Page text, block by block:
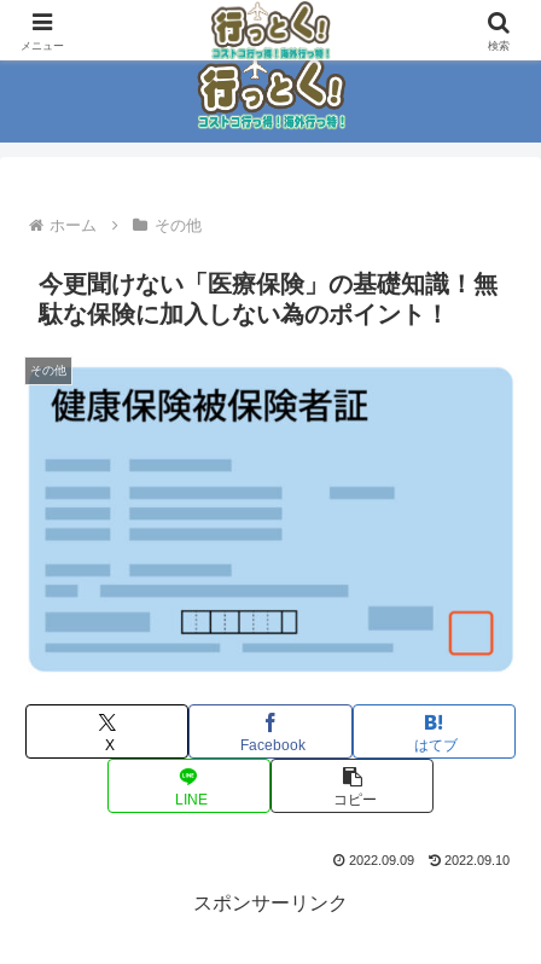
コストコ大好き家族がイチ押商品紹介！！
ホーム その他
今更聞けない「医療保険」の基礎知識！無
駄な保険に加入しない為のポイント！
その他
X Facebook はてブ
LINE コピー
2022.09.09 2022.09.10
スポンサーリンク
メニュー 検索